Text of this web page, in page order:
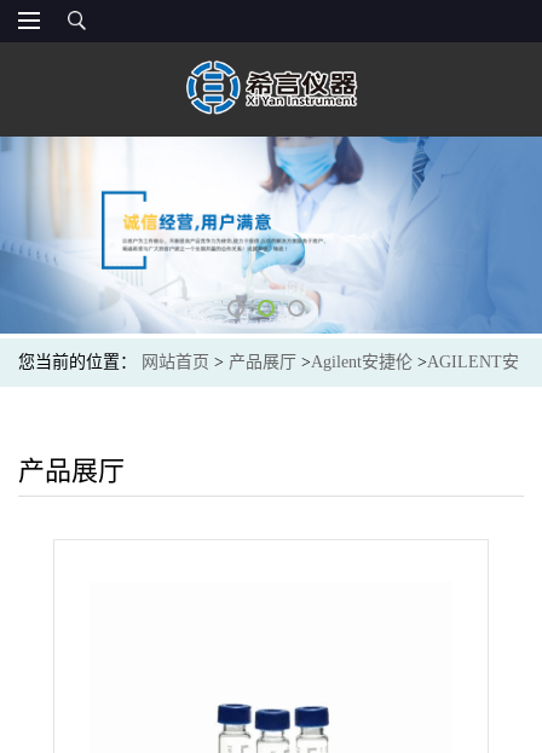
您当前的位置： 网站首页 > 产品展厅 >Agilent安捷伦 >AGILENT安
产品展厅